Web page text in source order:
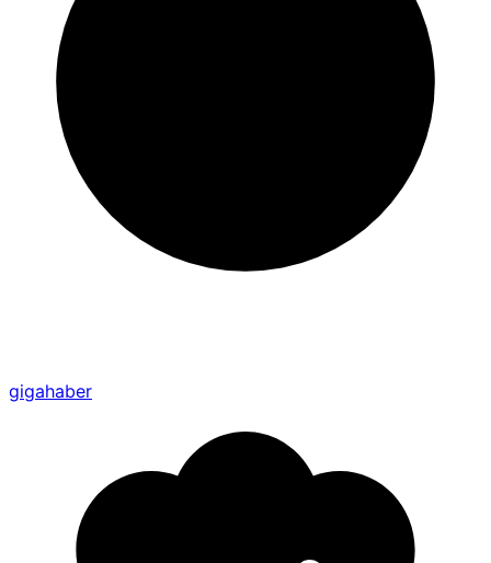
gigahaber